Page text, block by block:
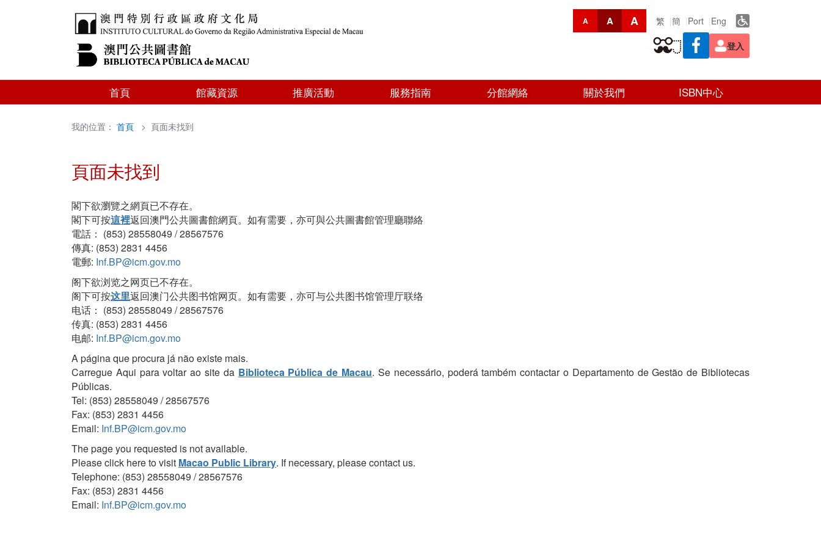
A A A 繁 簡 Port Eng
登入
首頁 館藏資源 推廣活動 服務指南 分館網絡 關於我們 ISBN中心
我的位置： 首頁 > 頁面未找到
頁面未找到
閣下欲瀏覽之網頁已不存在。
閣下可按這裡返回澳門公共圖書館網頁。如有需要，亦可與公共圖書館管理廳聯絡
電話： (853) 28558049 / 28567576
傳真: (853) 2831 4456
電郵: Inf.BP@icm.gov.mo
阁下欲浏览之网页已不存在。
阁下可按这里返回澳门公共图书馆网页。如有需要，亦可与公共图书馆管理厅联络
电话： (853) 28558049 / 28567576
传真: (853) 2831 4456
电邮: Inf.BP@icm.gov.mo
A página que procura já não existe mais.
Carregue Aqui para voltar ao site da Biblioteca Pública de Macau. Se necessário, poderá também contactar o Departamento de Gestão de Bibliotecas
Públicas.
Tel: (853) 28558049 / 28567576
Fax: (853) 2831 4456
Email: Inf.BP@icm.gov.mo
The page you requested is not available.
Please click here to visit Macao Public Library. If necessary, please contact us.
Telephone: (853) 28558049 / 28567576
Fax: (853) 2831 4456
Email: Inf.BP@icm.gov.mo